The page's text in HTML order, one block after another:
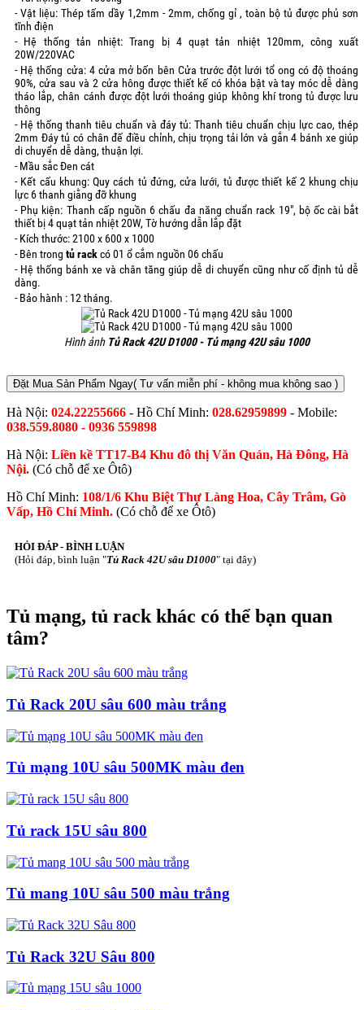
- Vật liệu: Thép tấm dầy 1,2mm - 2mm, chống gỉ , toàn bộ tủ được phủ sơn
tĩnh điện
- Hệ thống tản nhiệt: Trang bị 4 quạt tản nhiệt 120mm, công xuất
20W/220VAC
- Hệ thống cửa: 4 cửa mở bốn bên Cửa trước đột lưới tổ ong có độ thoáng
90%, cửa sau và 2 cửa hông được thiết kế có khóa bật và tay móc dễ dàng
tháo lắp, chân cánh được đột lưới thoáng giúp không khí trong tủ được lưu
thông
- Hệ thống thanh tiêu chuẩn và đáy tủ: Thanh tiêu chuẩn chịu lực cao, thép
2mm Đáy tủ có chân đế điều chỉnh, chịu trọng tải lớn và gắn 4 bánh xe giúp
di chuyển dễ dàng, thuận lợi.
- Mầu sắc Đen cát
- Kết cấu khung: Quy cách tủ đứng, cửa lưới, tủ được thiết kế 2 khung chịu
lực 6 thanh giằng đỡ khung
- Phụ kiện: Thanh cấp nguồn 6 chấu đa năng chuẩn rack 19", bộ ốc cài bắt
thiết bị 4 quạt tản nhiệt 20W, Tờ hướng dẫn lắp đặt
- Kích thước: 2100 x 600 x 1000
- Bên trong tủ rackcó 01 ổ cắm nguồn 06 chấu
- Hệ thống bánh xe và chân tăng giúp dễ di chuyển cũng như cố định tủ dễ
dàng.
- Bảo hành : 12 tháng.
Hình ảnh Tủ Rack 42U D1000 - Tủ mạng 42U sâu 1000
Đặt Mua Sản Phẩm Ngay( Tư vấn miễn phí - không mua không sao )
Hà Nội: 024.22255666 - Hồ Chí Minh: 028.62959899 - Mobile:
038.559.8080 - 0936 559898
Hà Nội: Liền kề TT17-B4 Khu đô thị Văn Quán, Hà Đông, Hà
Nội. (Có chỗ để xe Ôtô)
Hồ Chí Minh: 108/1/6 Khu Biệt Thự Làng Hoa, Cây Trâm, Gò
Vấp, Hồ Chí Minh. (Có chỗ để xe Ôtô)
HỎI ĐÁP - BÌNH LUẬN
(Hỏi đáp, bình luận "Tủ Rack 42U sâu D1000" tại đây)
Tủ mạng, tủ rack khác có thể bạn quan
tâm?
Tủ Rack 20U sâu 600 màu trắng
Tủ mạng 10U sâu 500MK màu đen
Tủ rack 15U sâu 800
Tủ mang 10U sâu 500 màu trắng
Tủ Rack 32U Sâu 800